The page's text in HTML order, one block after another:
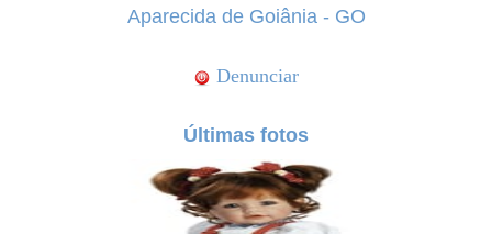
Aparecida de Goiânia - GO
Denunciar
Últimas fotos